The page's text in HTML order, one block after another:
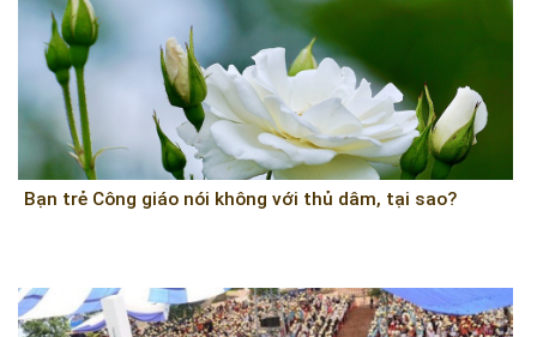
Bạn trẻ Công giáo nói không với thủ dâm, tại sao?